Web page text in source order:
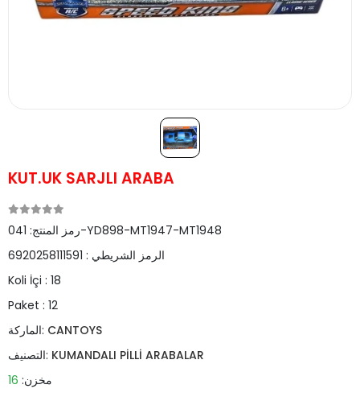
KUT.UK SARJLI ARABA
رمز المنتج:041-YD898-MT1947-MT1948
الرمز الشريطي : 6920258111591
Koli İçi : 18
Paket : 12
الماركة: CANTOYS
التصنيف: KUMANDALI PİLLİ ARABALAR
مخزن: 16